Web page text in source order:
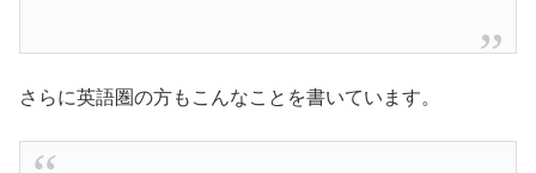
さらに英語圏の方もこんなことを書いています。